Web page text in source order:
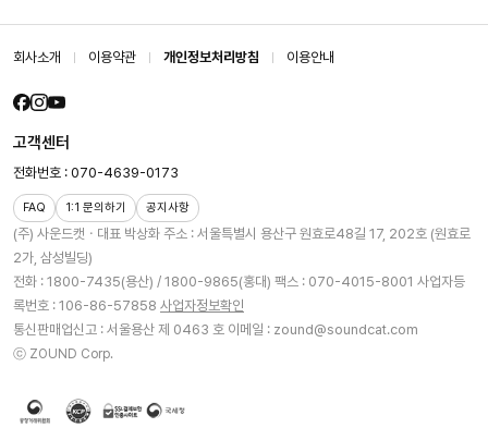
회사소개 이용약관 개인정보처리방침 이용안내
(주) 사운드캣ㆍ대표 박상화 주소 : 서울특별시 용산구 원효로48길 17, 202호 (원효로
2가, 삼성빌딩)
전화 : 1800-7435(용산) / 1800-9865(홍대) 팩스 : 070-4015-8001 사업자등
록번호 : 106-86-57858 사업자정보확인
통신판매업신고 : 서울용산 제 0463 호 이메일 : zound@soundcat.com
ⓒ ZOUND Corp.
고객센터
전화번호 : 070-4639-0173
FAQ 1:1 문의하기 공지사항